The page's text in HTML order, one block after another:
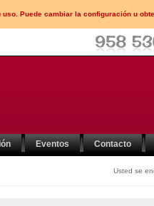
Puede cambiar la configuración u
Eventos Contacto
Usted se